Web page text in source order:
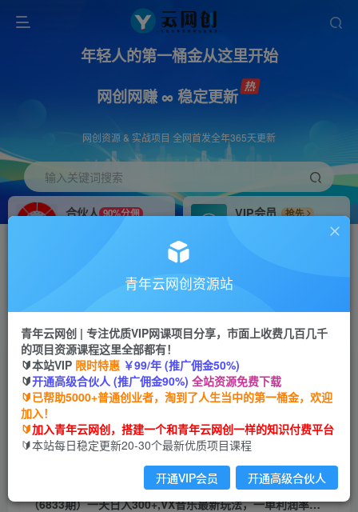
年轻人的第一桶金从这里开始
网创网赚 ∞ 稳定更新
网创资源 & 实战项目 全网首发全年365天更新
输入关键词搜索
合伙人 90%分佣
VIP会员
抢先
搭建同款网站，自己当老板
首页 创业课程 会员专属 正文
（6833期）一天日入300+,VX音乐最新玩法，一单
利润率可达99%
青年云网创
2年前发布
关注 私信
（6833期）一天日入300+,VX音乐最新玩法，一单利润率可达99%
青年云网创资源站
青年云网创 | 专注优质VIP网课项目分享，市面上收费几百几千
的项目资源课程这里全部都有！
🔰本站VIP 限时特惠 ￥99/年 (推广佣金50%)
🔰开通高级合伙人 (推广佣金90%) 全站资源免费下载
🔰已帮助5000+普通创业者，淘到了人生当中的第一桶金，欢迎
加入！
🔰加入青年云网创，搭建一个和青年云网创一样的知识付费平台
🔰本站每日稳定更新20-30个最新优质项目课程
开通VIP会员 开通高级合伙人